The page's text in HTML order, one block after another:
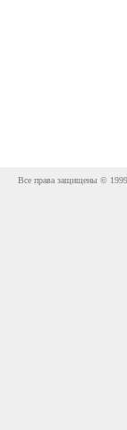
Все права защищены ©